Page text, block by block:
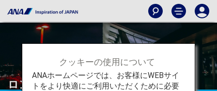
ロンドン - ヒースロー空港
クッキーの使用について
ANAホームページでは、お客様にWEBサイ
トをより快適にご利用いただくために必要